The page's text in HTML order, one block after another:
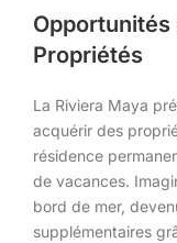
Opportunités
Propriétés
La Riviera Maya
acquérir des
résidence
de vacances.
bord de mer,
supplémentaires